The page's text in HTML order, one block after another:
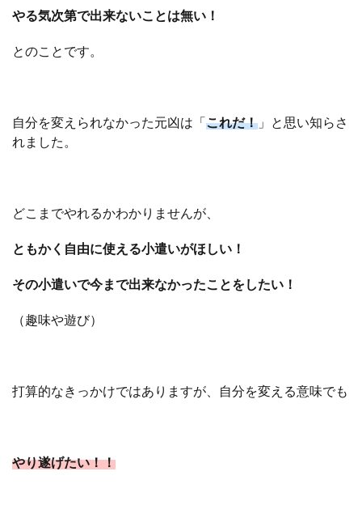
やる気次第で出来ないことは無い！
とのことです。
自分を変えられなかった元凶は「これだ！ 」と思い知らさ
れました。
どこまでやれるかわかりませんが、
ともかく自由に使える小遣いがほしい！
その小遣いで今まで出来なかったことをしたい！
（趣味や遊び）
打算的なきっかけではありますが、自分を変える意味でも
やり遂げたい！！